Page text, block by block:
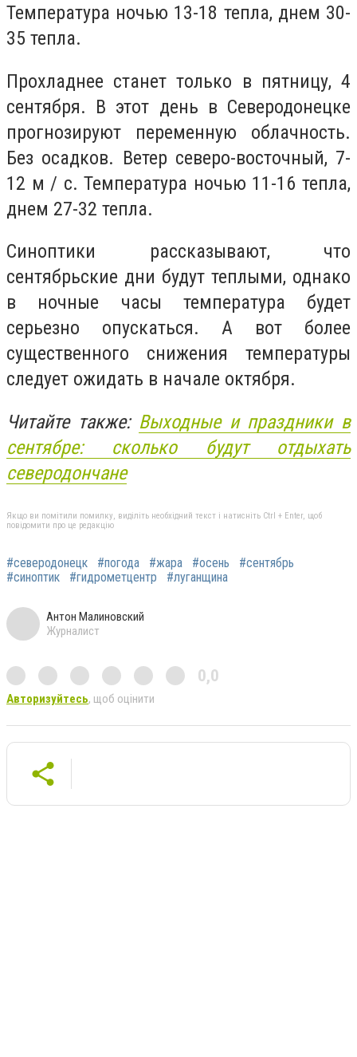
Температура ночью 13-18 тепла, днем 30-
35 тепла.
Прохладнее станет только в пятницу, 4
сентября. В этот день в Северодонецке
прогнозируют переменную облачность.
Без осадков. Ветер северо-восточный, 7-
12 м / с. Температура ночью 11-16 тепла,
днем 27-32 тепла.
Синоптики рассказывают, что
сентябрьские дни будут теплыми, однако
в ночные часы температура будет
серьезно опускаться. А вот более
существенного снижения температуры
следует ожидать в начале октября.
Читайте также: Выходные и праздники в
сентябре: сколько будут отдыхать
северодончане
Якщо ви помітили помилку, виділіть необхідний текст і натисніть Ctrl + Enter, щоб
повідомити про це редакцію
#северодонецк #погода #жара #осень
#сентябрь
#синоптик
#гидрометцентр #луганщина
Антон Малиновский
Журналист
0,0
Авторизуйтесь, щоб оцінити